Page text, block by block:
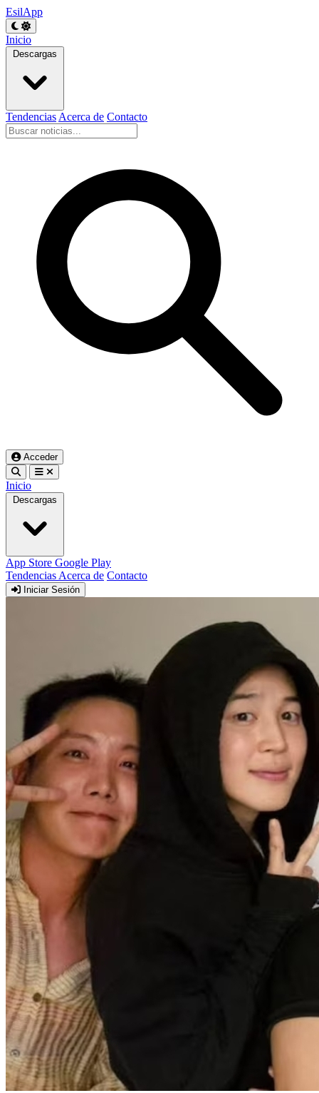
EsilApp
Inicio
Descargas
Tendencias Acerca de Contacto
Acceder
Inicio
Descargas
App Store Google Play
Tendencias Acerca de Contacto
Iniciar Sesión